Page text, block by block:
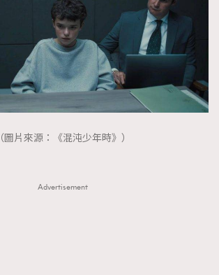
（圖片來源：《混沌少年時》）
Advertisement